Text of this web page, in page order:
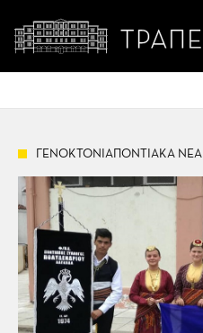
ΓΕΝΟΚΤΟΝΙΑΠΟΝΤΙΑΚΑ ΝΕΑ